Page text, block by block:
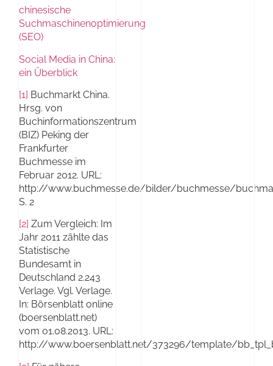
chinesische
Suchmaschinenoptimierung
(SEO)
Social Media in China:
ein Überblick
[1] Buchmarkt China.
Hrsg. von
Buchinformationszentrum
(BIZ) Peking der
Frankfurter
Buchmesse im
Februar 2012. URL:
http://www.buchmesse.de/bilder/buchmesse/
S. 2
[2] Zum Vergleich: Im
Jahr 2011 zählte das
Statistische
Bundesamt in
Deutschland 2.243
Verlage. Vgl. Verlage.
In: Börsenblatt online
(boersenblatt.net)
vom 01.08.2013. URL:
http://www.boersenblatt.net/373296/template/